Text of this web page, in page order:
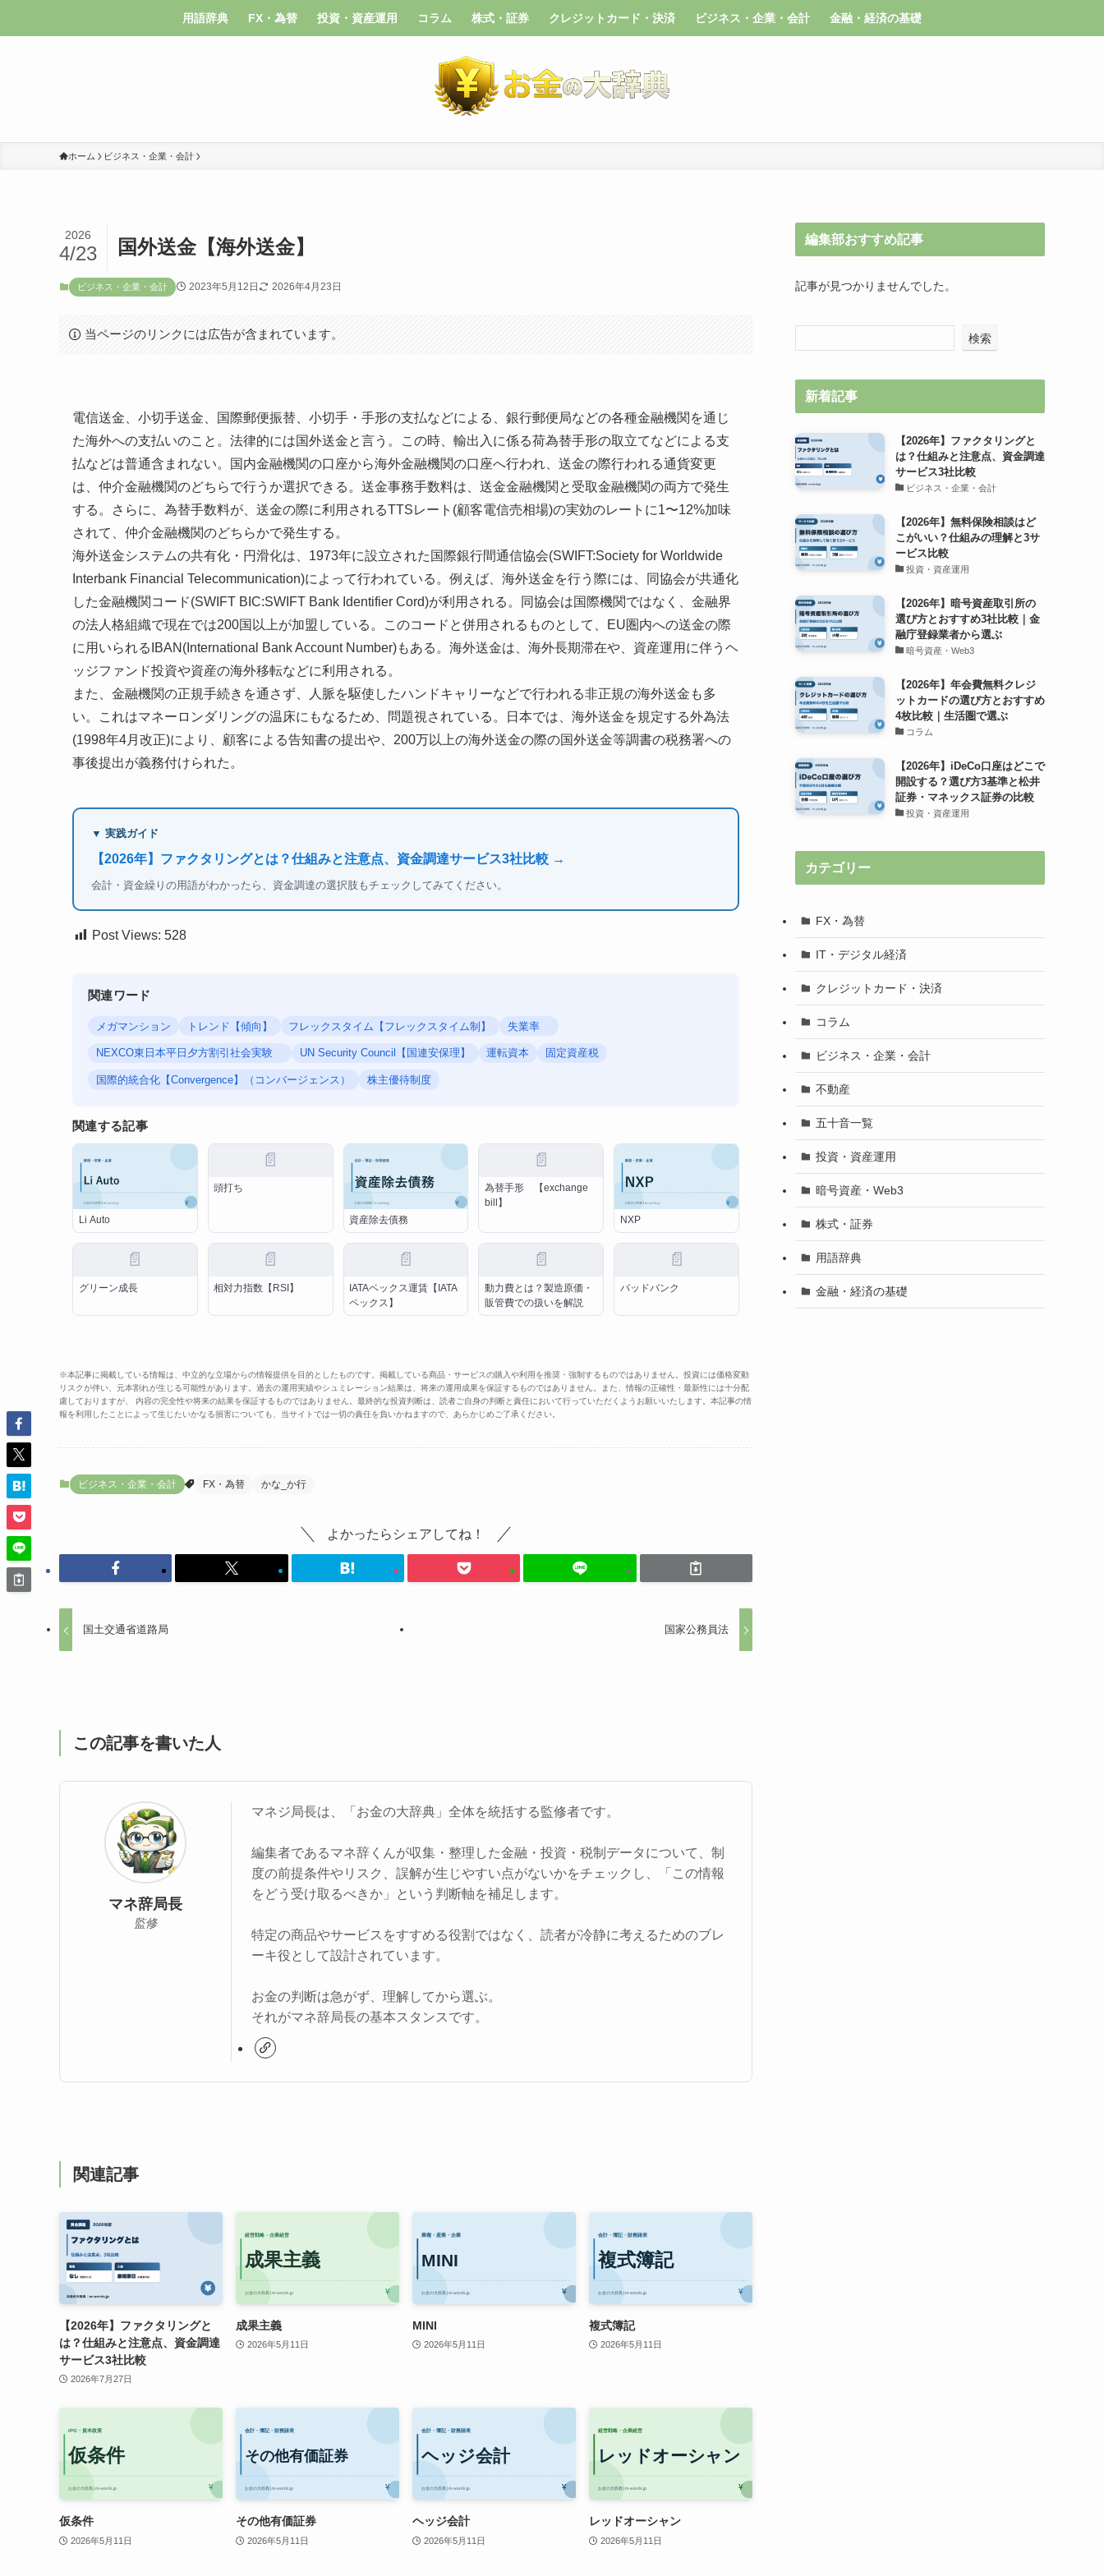
用語辞典 FX・為替 投資・資産運用 コラム 株式・証券 クレジットカード・決済 ビジネス・企業・会計 金融・経済の基礎
ホーム ビジネス・企業・会計
国外送金【海外送金】
2026
4/23
ビジネス・企業・会計 2023年5月12日 2026年4月23日
当ページのリンクには広告が含まれています。
電信送金、小切手送金、国際郵便振替、小切手・手形の支払などによる、銀行郵便局などの各種金融機関を通じ
た海外への支払いのこと。法律的には国外送金と言う。この時、輸出入に係る荷為替手形の取立てなどによる支
払などは普通含まれない。国内金融機関の口座から海外金融機関の口座へ行われ、送金の際行われる通貨変更
は、仲介金融機関のどちらで行うか選択できる。送金事務手数料は、送金金融機関と受取金融機関の両方で発生
する。さらに、為替手数料が、送金の際に利用されるTTSレート(顧客電信売相場)の実効のレートに1〜12%加味
されて、仲介金融機関のどちらかで発生する。
海外送金システムの共有化・円滑化は、1973年に設立された国際銀行間通信協会(SWIFT:Society for Worldwide
Interbank Financial Telecommunication)によって行われている。例えば、海外送金を行う際には、同協会が共通化
した金融機関コード(SWIFT BIC:SWIFT Bank Identifier Cord)が利用される。同協会は国際機関ではなく、金融界
の法人格組織で現在では200国以上が加盟している。このコードと併用されるものとして、EU圏内への送金の際
に用いられるIBAN(International Bank Account Number)もある。海外送金は、海外長期滞在や、資産運用に伴うヘ
ッジファンド投資や資産の海外移転などに利用される。
また、金融機関の正規手続きを通さず、人脈を駆使したハンドキャリーなどで行われる非正規の海外送金も多
い。これはマネーロンダリングの温床にもなるため、問題視されている。日本では、海外送金を規定する外為法
(1998年4月改正)により、顧客による告知書の提出や、200万以上の海外送金の際の国外送金等調書の税務署への
事後提出が義務付けられた。
▼ 実践ガイド
【2026年】ファクタリングとは？仕組みと注意点、資金調達サービス3社比較 →
会計・資金繰りの用語がわかったら、資金調達の選択肢もチェックしてみてください。
Post Views: 528
関連ワード
メガマンション トレンド【傾向】 フレックスタイム【フレックスタイム制】 失業率
NEXCO東日本平日夕方割引社会実験 UN Security Council【国連安保理】 運転資本 固定資産税
国際的統合化【Convergence】（コンバージェンス） 株主優待制度
関連する記事
Li Auto
📄
頭打ち
資産除去債務
📄
為替手形 【exchange
bill】
NXP
📄
グリーン成長
📄
相対力指数【RSI】
📄
IATAペックス運賃【IATA
ペックス】
📄
動力費とは？製造原価・
販管費での扱いを解説
📄
バッドバンク
※本記事に掲載している情報は、中立的な立場からの情報提供を目的としたものです。掲載している商品・サービスの購入や利用を推奨・強制するものではありません。投資には価格変動
リスクが伴い、元本割れが生じる可能性があります。過去の運用実績やシュミレーション結果は、将来の運用成果を保証するものではありません。また、情報の正確性・最新性には十分配
慮しておりますが、 内容の完全性や将来の結果を保証するものではありません。最終的な投資判断は、読者ご自身の判断と責任において行っていただくようお願いいたします。本記事の情
報を利用したことによって生じたいかなる損害についても、当サイトでは一切の責任を負いかねますので、あらかじめご了承ください。
ビジネス・企業・会計 FX・為替 かな_か行
よかったらシェアしてね！
国土交通省道路局 国家公務員法
この記事を書いた人
マネ辞局長
監修
マネジ局長は、「お金の大辞典」全体を統括する監修者です。
編集者であるマネ辞くんが収集・整理した金融・投資・税制データについて、制
度の前提条件やリスク、誤解が生じやすい点がないかをチェックし、「この情報
をどう受け取るべきか」という判断軸を補足します。
特定の商品やサービスをすすめる役割ではなく、読者が冷静に考えるためのブレ
ーキ役として設計されています。
お金の判断は急がず、理解してから選ぶ。
それがマネ辞局長の基本スタンスです。
関連記事
【2026年】ファクタリングと
は？仕組みと注意点、資金調達
サービス3社比較
2026年7月27日
成果主義
2026年5月11日
MINI
2026年5月11日
複式簿記
2026年5月11日
仮条件
2026年5月11日
その他有価証券
2026年5月11日
ヘッジ会計
2026年5月11日
レッドオーシャン
2026年5月11日
編集部おすすめ記事
記事が見つかりませんでした。
検索
新着記事
【2026年】ファクタリングと
は？仕組みと注意点、資金調達
サービス3社比較
ビジネス・企業・会計
【2026年】無料保険相談はど
こがいい？仕組みの理解と3サ
ービス比較
投資・資産運用
【2026年】暗号資産取引所の
選び方とおすすめ3社比較｜金
融庁登録業者から選ぶ
暗号資産・Web3
【2026年】年会費無料クレジ
ットカードの選び方とおすすめ
4枚比較｜生活圏で選ぶ
コラム
【2026年】iDeCo口座はどこで
開設する？選び方3基準と松井
証券・マネックス証券の比較
投資・資産運用
カテゴリー
FX・為替
IT・デジタル経済
クレジットカード・決済
コラム
ビジネス・企業・会計
不動産
五十音一覧
投資・資産運用
暗号資産・Web3
株式・証券
用語辞典
金融・経済の基礎